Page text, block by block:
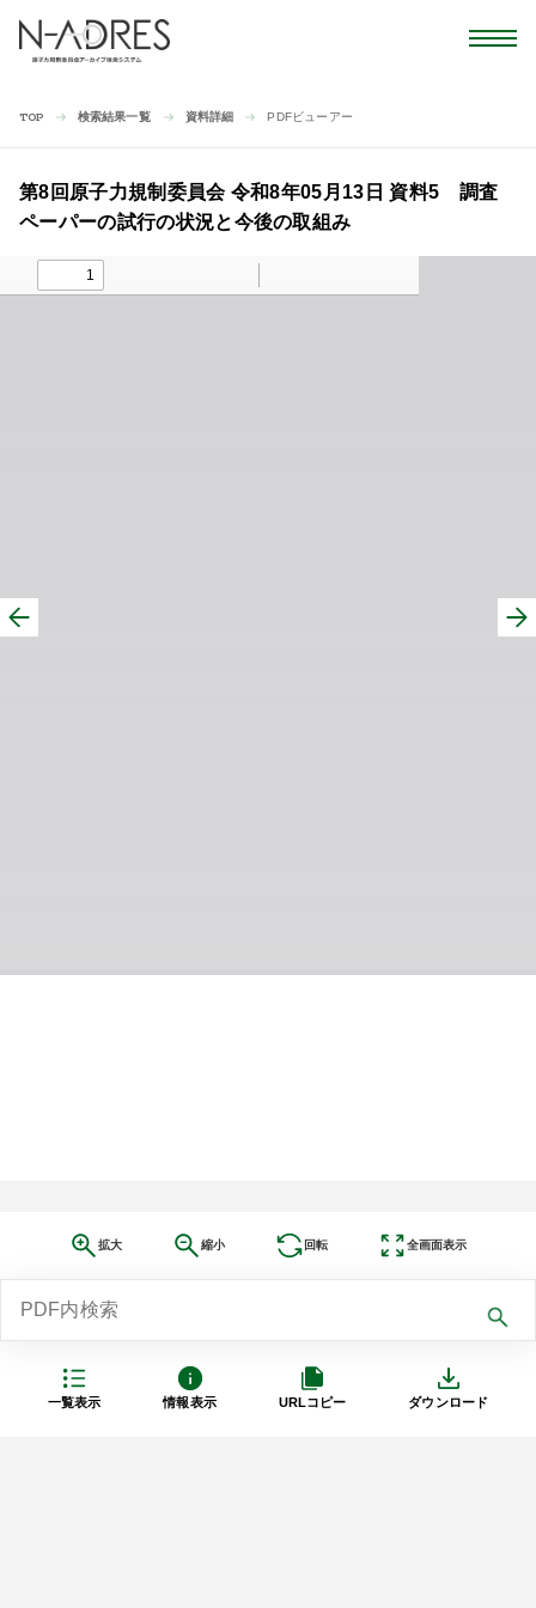
TOP 検索結果一覧 資料詳細 PDFビューアー
一覧表示 情報表示 URLコピー ダウンロード
第8回原子力規制委員会 令和8年05月13日 資料5 調査
ペーパーの試行の状況と今後の取組み
拡大 縮小 回転 全画面表示